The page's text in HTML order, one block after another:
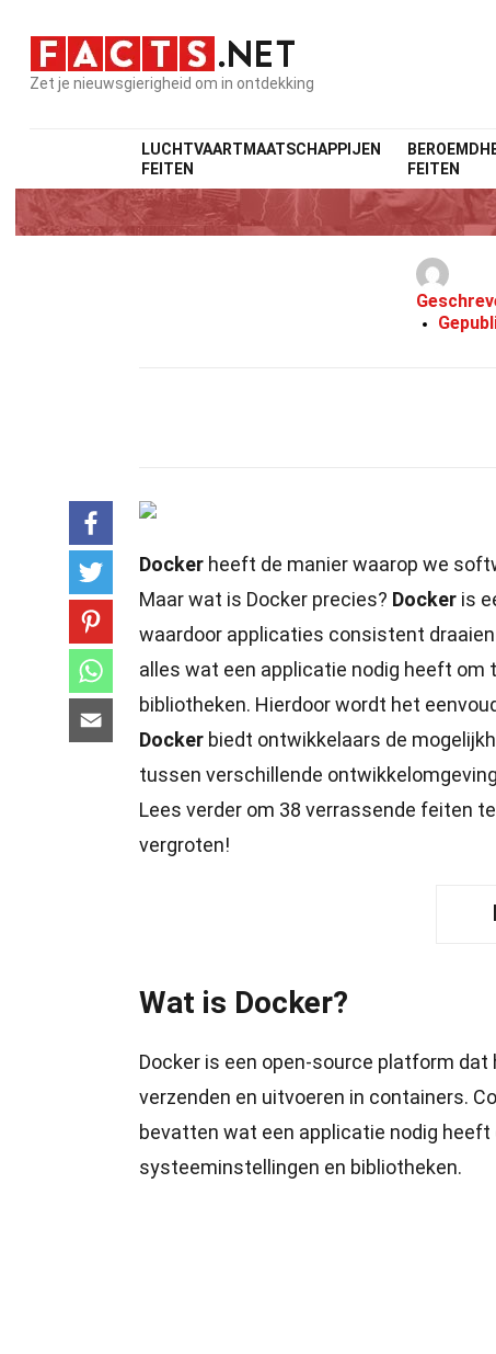
Zet je nieuwsgierigheid om in ontdekking
LUCHTVAARTMAATSCHAPPIJEN
FEITEN
FEITEN
Docker heeft de manier waarop we
Maar wat is Docker precies? Docker is
waardoor applicaties consistent
alles wat een applicatie nodig heeft om
bibliotheken. Hierdoor wordt het
Docker biedt ontwikkelaars de
tussen verschillende
Lees verder om 38 verrassende feiten
vergroten!
Wat is Docker?
Docker is een open-source platform
verzenden en uitvoeren in containers.
bevatten wat een applicatie nodig
systeeminstellingen en bibliotheken.